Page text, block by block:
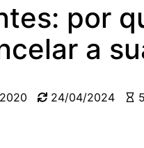
por
a
24/04/2024